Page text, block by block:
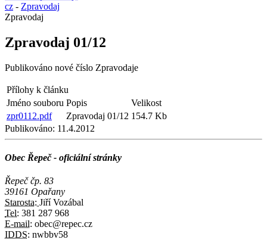
cz - Zpravodaj
Zpravodaj
Zpravodaj 01/12
Publikováno nové číslo Zpravodaje
Přílohy k článku
Jméno souboru Popis
Velikost
zpr0112.pdf
Zpravodaj 01/12 154.7 Kb
Publikováno: 11.4.2012
Obec Řepeč - oficiální stránky
Řepeč čp. 83
39161 Opařany
Starosta: Jiří Vozábal
Tel: 381 287 968
E-mail: obec@repec.cz
IDDS: nwbbv58